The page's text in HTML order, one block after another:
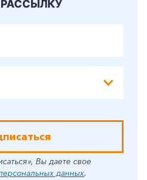
Вы даете свое
данных.